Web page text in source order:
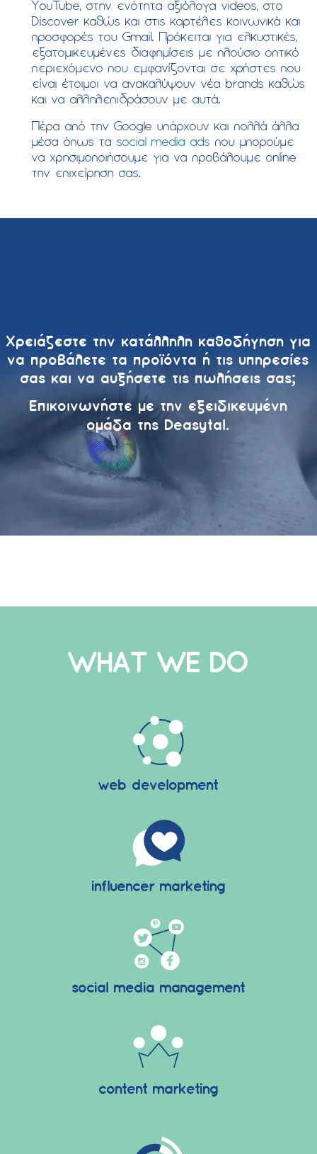
YouTube, στην ενότητα αξιόλογα videos, στο
Discover καθώς και στις καρτέλες κοινωνικά και
προσφορές του Gmail. Πρόκειται για ελκυστικές,
εξατομικευμένες διαφημίσεις με πλούσιο οπτικό
περιεχόμενο που εμφανίζονται σε χρήστες που
είναι έτοιμοι να ανακαλύψουν νέα brands καθώς
και να αλληλεπιδράσουν με αυτά.
Πέρα από την Google υπάρχουν και πολλά άλλα
μέσα όπως τα social media ads που μπορούμε
να χρησιμοποιήσουμε για να προβάλουμε online
την επιχείρηση σας.
Χρειάζεστε την κατάλληλη καθοδήγηση για
να προβάλετε τα προϊόντα ή τις υπηρεσίες
σας και να αυξήσετε τις πωλήσεις σας;
Επικοινωνήστε με την εξειδικευμένη
ομάδα της Deasytal.
WHAT WE DO
web development
influencer marketing
social media management
content marketing